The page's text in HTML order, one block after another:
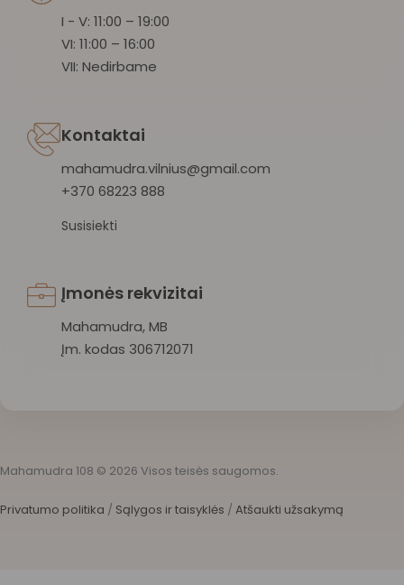
I - V: 11:00 – 19:00
VI: 11:00 – 16:00
VII: Nedirbame
Kontaktai
mahamudra.vilnius@gmail.com
+370 68223 888
Susisiekti
Įmonės rekvizitai
Mahamudra, MB
Įm. kodas 306712071
Mahamudra 108 © 2026 Visos teisės saugomos.
Privatumo politika / Sąlygos ir taisyklės / Atšaukti užsakymą